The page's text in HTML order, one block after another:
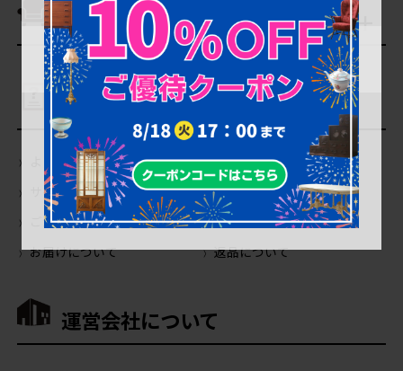
商品を探す
ご利用ガイド
よくあるご質問（Q＆A）
当店の商品について
サイトの使い方について
会員登録・特典について
ご注文について
お支払いについて
お届けについて
返品について
運営会社について